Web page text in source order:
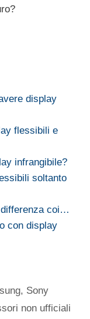
display
flessibili e
infrangibile?
soltanto
coi…
con display
, Sony
non ufficiali